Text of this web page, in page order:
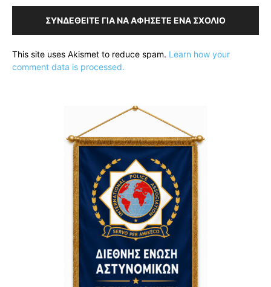
ΣΥΝΔΕΘΕΊΤΕ ΓΙΑ ΝΑ ΑΦΉΣΕΤΕ ΈΝΑ ΣΧΌΛΙΟ
This site uses Akismet to reduce spam. Learn how your
comment data is processed.